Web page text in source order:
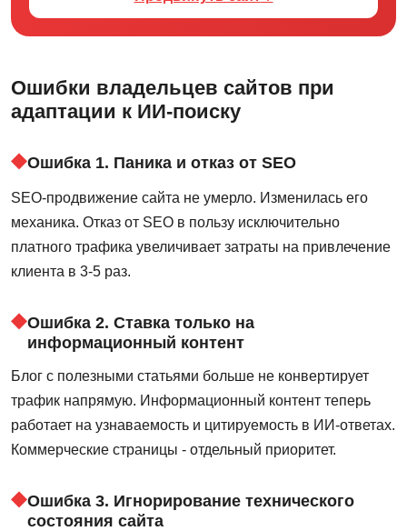
Ошибки владельцев сайтов при
адаптации к ИИ-поиску
Ошибка 1. Паника и отказ от SEO
SEO-продвижение сайта не умерло. Изменилась его
механика. Отказ от SEO в пользу исключительно
платного трафика увеличивает затраты на привлечение
клиента в 3-5 раз.
Ошибка 2. Ставка только на
информационный контент
Блог с полезными статьями больше не конвертирует
трафик напрямую. Информационный контент теперь
работает на узнаваемость и цитируемость в ИИ-ответах.
Коммерческие страницы - отдельный приоритет.
Ошибка 3. Игнорирование технического
состояния сайта